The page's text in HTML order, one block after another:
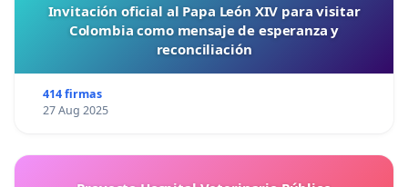
Invitación oficial al Papa León XIV para visitar
Colombia como mensaje de esperanza y
reconciliación
414 firmas
27 Aug 2025